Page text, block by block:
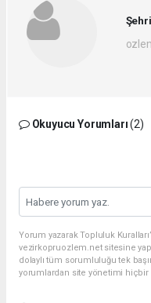
Okuyucu Yorumları(2)
Yorum yazarak Topluluk
vezirkopruozlem.net sitesine
dolaylı tüm sorumluluğu tek
yorumlardan site yönetimi